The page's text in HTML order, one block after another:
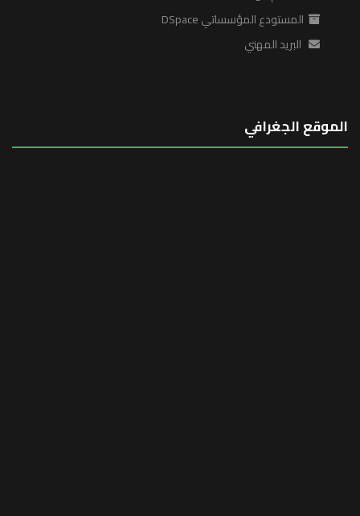
المستودع المؤسساتي DSpace
البريد المهني
الموقع الجغرافي